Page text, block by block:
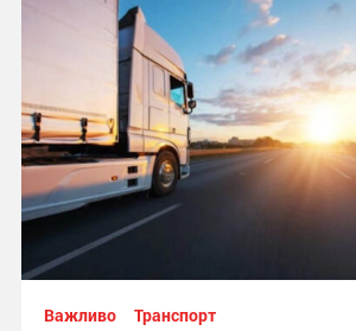
Важливо Транспорт